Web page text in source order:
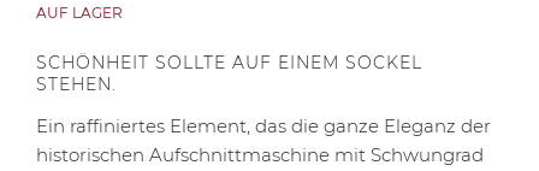
AUF LAGER
SCHÖNHEIT SOLLTE AUF EINEM SOCKEL
STEHEN.
Ein raffiniertes Element, das die ganze Eleganz der
historischen Aufschnittmaschine mit Schwungrad